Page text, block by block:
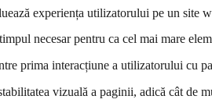
experiența utilizatorului pe un site
necesar pentru ca cel mai mare
prima interacțiune a utilizatorului cu
vizuală a paginii, adică cât de